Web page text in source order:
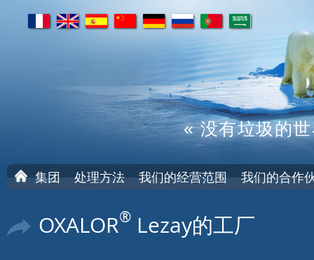
fr en es cn de ru pt ar
« 没有垃圾的
首 集团 处理方法 我们的经营范围 我们的合作
OXALOR® Lezay的工厂